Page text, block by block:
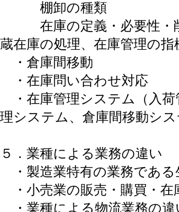
棚卸の種類
在庫の定義・必要性・削
蔵在庫の処理、在庫管理の指
・倉庫間移動
・在庫問い合わせ対応
・在庫管理システム（入荷
理システム、倉庫間移動シ
５．業種による業務の違い
・製造業特有の業務である
・小売業の販売・購買・在
・業種による物流業務の違